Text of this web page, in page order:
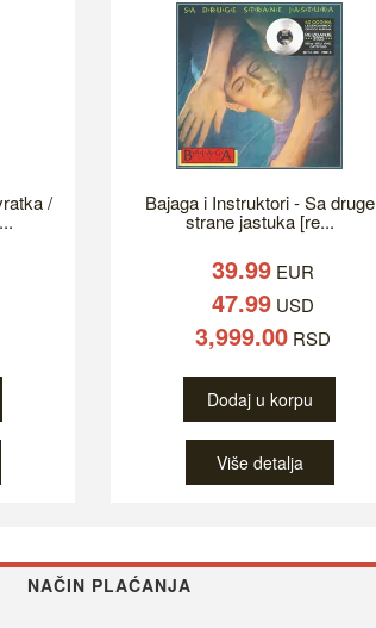
/ Bajaga i Instruktori - Sa druge
strane jastuka [re...
39.99EUR
47.99USD
3,999.00RSD
Dodaj u korpu
Više detalja
NAČIN PLAĆANJA